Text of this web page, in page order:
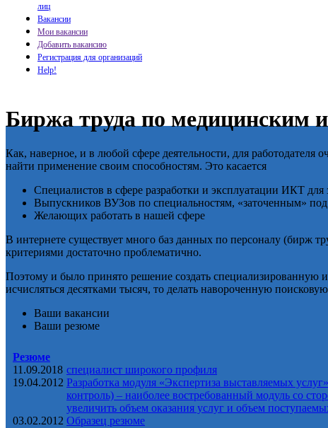
лиц
Вакансии
Мои вакансии
Добавить вакансию
Регистрация для организаций
Help!
Биржа труда по медицинским
Как, наверное, и в любой сфере деятельности, для
найти применение своим способностям. Это касается
Специалистов в сфере разработки и эксплуатации ИКТ для
Выпускников ВУЗов по специальностям, «заточенным»
Желающих работать в нашей сфере
В интернете существует много баз данных по персоналу (бирж
критериями достаточно проблематично.
Поэтому и было принято решение создать специализированную
исчисляться десятками тысяч, то делать навороченную
Ваши вакансии
Ваши резюме
Резюме
11.09.2018 специалист широкого профиля
19.04.2012 Разработка модуля «Экспертиза выставляемых
контроль) – наиболее востребованный модуль со
увеличить объем оказания услуг и объем
03.02.2012 Образец резюме